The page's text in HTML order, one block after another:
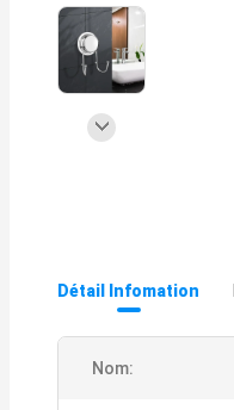
Détail Infomation
Nom: